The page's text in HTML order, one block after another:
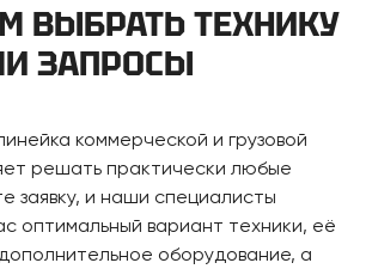
ВЫБРАТЬ ТЕХНИКУ
ЗАПРОСЫ
коммерческой и грузовой
решать практически любые
заявку, и наши специалисты
оптимальный вариант техники, её
оборудование, а